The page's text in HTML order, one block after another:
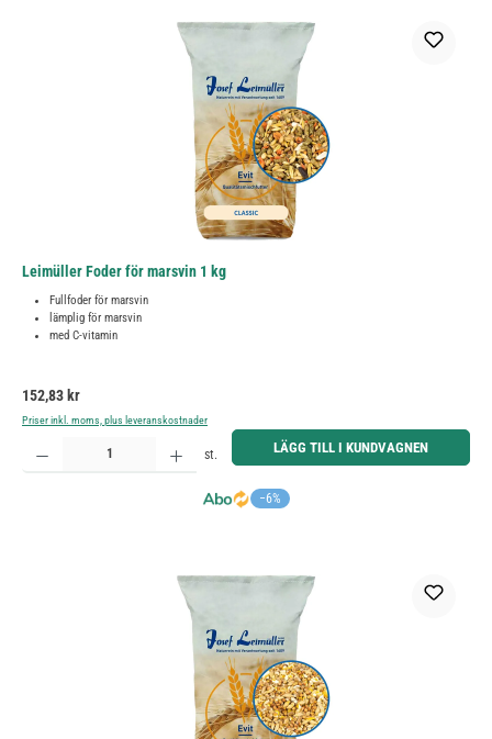
Leimüller Foder för marsvin 1 kg
Fullfoder för marsvin
lämplig för marsvin
med C-vitamin
Ordinarie pris:
152,83 kr
Priser inkl. moms, plus leveranskostnader
−6%
Produktkvantitet: Ange önskat belopp eller använd knapparna för att öka eller minska kvantiteten.
st. LÄGG TILL I KUNDVAGNEN